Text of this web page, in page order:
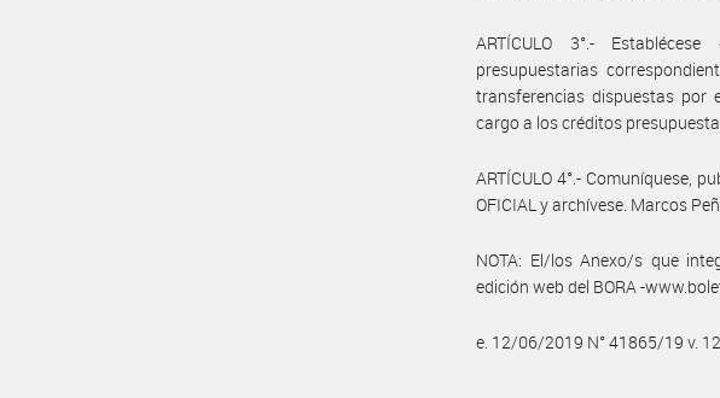
ARTÍCULO 3°.-
presupuestarias
transferencias dispuestas por
cargo a los créditos
ARTÍCULO 4°.- Comuníquese,
OFICIAL y archívese. Marcos
NOTA: El/los Anexo/s que
edición web del BORA -
e. 12/06/2019 N° 41865/19 v.